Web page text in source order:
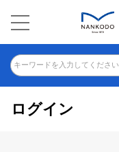
キーワードを入力してください
ログイン